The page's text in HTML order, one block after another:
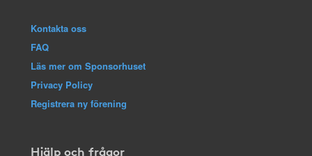
Kontakta oss
FAQ
Läs mer om Sponsorhuset
Privacy Policy
Registrera ny förening
Hjälp och frågor